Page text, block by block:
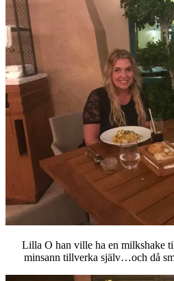
Lilla O han ville ha en milkshake
minsann tillverka själv…och då